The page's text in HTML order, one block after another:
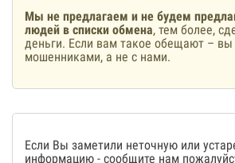
Мы не предлагаем и не будем
людей в списки обмена, тем более,
деньги. Если вам такое обещают – вы
мошенниками, а не с нами.
Если Вы заметили неточную или
информацию - сообщите нам